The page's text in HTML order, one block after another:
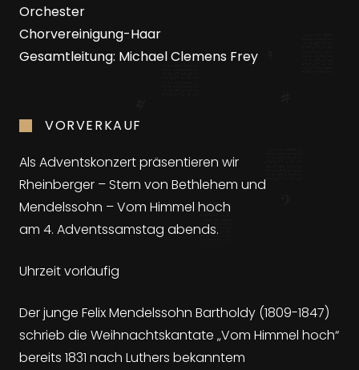
Orchester
Chorvereinigung-Haar
Gesamtleitung: Michael Clemens Frey
VORVERKAUF
Als Adventskonzert präsentieren wir
Rheinberger – Stern von Bethlehem und
Mendelssohn – Vom Himmel hoch
am 4. Adventssamstag abends.
Uhrzeit vorläufig
Der junge Felix Mendelssohn Bartholdy (1809-1847)
schrieb die Weihnachtskantate „Vom Himmel hoch“
bereits 1831 nach Luthers bekanntem